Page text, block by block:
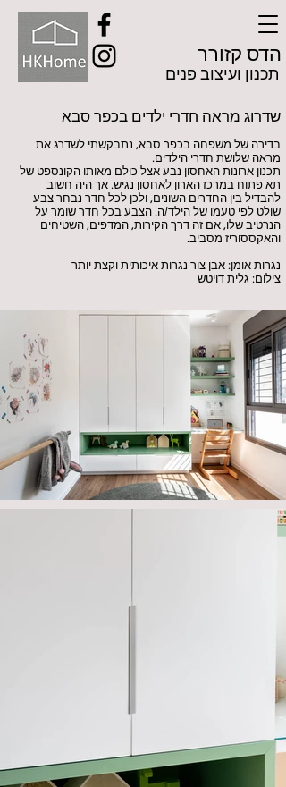
הדס קזורר
תכנון ועיצוב פנים
שדרוג מראה חדרי ילדים בכפר סבא
בדירה של משפחה בכפר סבא, נתבקשתי לשדרג את
מראה שלושת חדרי הילדים.
תכנון ארונות האחסון נבע אצל כולם מאותו הקונספט של
תא פתוח במרכז הארון לאחסון נגיש. אך היה חשוב
להבדיל בין החדרים השונים, ולכן לכל חדר נבחר צבע
שולט לפי טעמו של הילד/ה. הצבע בכל חדר שומר על
הנרטיב שלו, אם זה דרך הקירות, המדפים, השטיחים
והאקססוריז מסביב.
נגרות אומן: אבן צור נגרות איכותית וקצת יותר
צילום: גלית דויטש